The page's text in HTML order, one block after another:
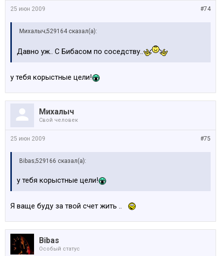
#74
25 июн 2009
Михалыч;529164 сказал(а):
Давно уж.. С Бибасом по соседству..
у тебя корыстные цели!
Михалыч
Свой человек
#75
25 июн 2009
Bibas;529166 сказал(а):
у тебя корыстные цели!
Я ваще буду за твой счет жить ..
Bibas
Особый статус